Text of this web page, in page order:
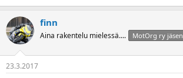
finn
Aina rakentelu mielessä.... MotOrg ry jäsen
23.3.2017